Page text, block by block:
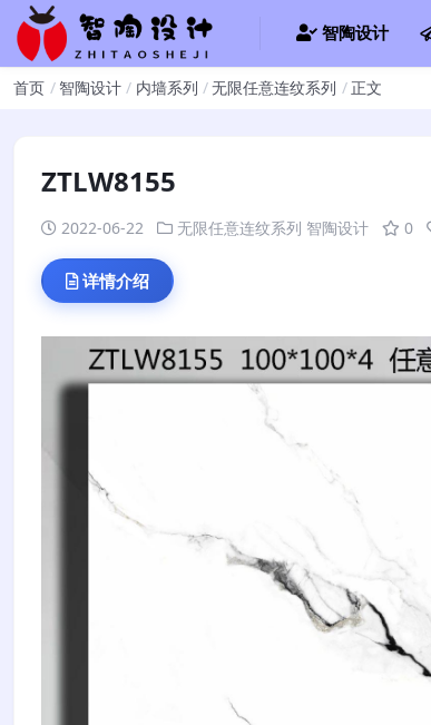
智陶设计
首页 智陶设计 内墙系列 无限任意连纹系列 正文
ZTLW8155
2022-06-22 无限任意连纹系列 智陶设计 0
详情介绍